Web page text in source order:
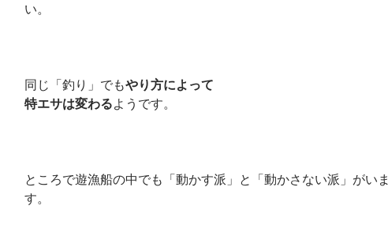
い。
同じ「釣り」でもやり方によって
特エサは変わるようです。
ところで遊漁船の中でも「動かす派」と「動かさない派」がいま
す。